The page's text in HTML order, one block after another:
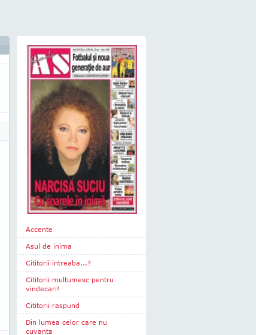
Accente
Asul de inima
Cititorii intreaba...?
Cititorii multumesc pentru
vindecari!
Cititorii raspund
Din lumea celor care nu
cuvanta